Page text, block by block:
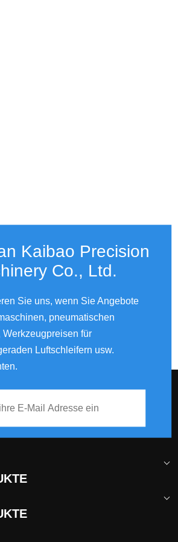
Kaibao Precision
Co., Ltd.​​​​​​​
Sie uns, wenn Sie Angebote
pneumatischen
Werkzeugpreisen für
Luftschleifern usw.